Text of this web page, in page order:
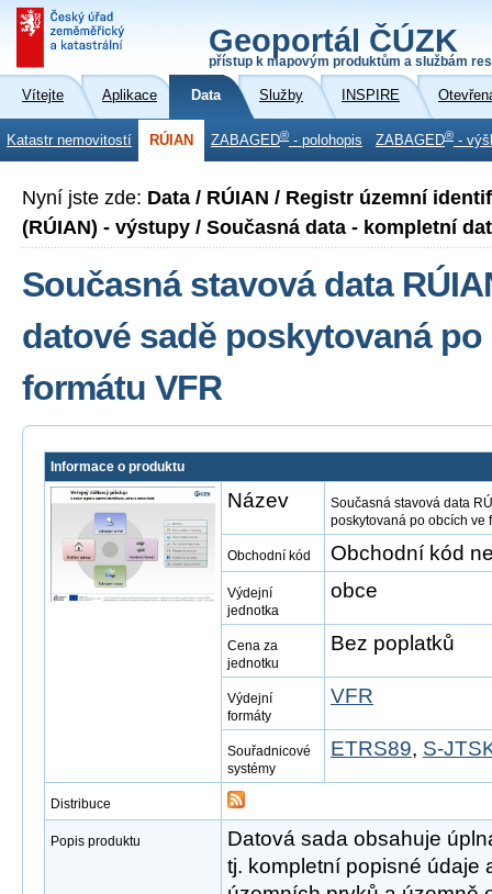
Geoportál ČÚZK
přístup k mapovým produktům a službám
Vítejte Aplikace Data Služby INSPIRE
Katastr nemovitostí RÚIAN ZABAGED® - polohopis ZABAGED® -
Nyní jste zde: Data / RÚIAN / Registr územní
(RÚIAN) - výstupy / Současná data - kompletní
Současná stavová data
datové sadě poskytovaná
formátu VFR
Informace o produktu
Název
Současná stavová data
poskytovaná po obcích ve
Obchodní kód Obchodní kód
Výdejní
jednotka
obce
Cena za
jednotku
Bez poplatků
Výdejní
formáty
VFR
Souřadnicové
systémy
ETRS89, S-
Distribuce
Popis produktu
Datová sada obsahuje
tj. kompletní popisné údaje